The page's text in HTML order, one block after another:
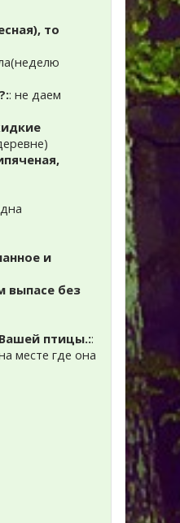
то
: не даем
и
выпасе без
птицы.::
месте где она